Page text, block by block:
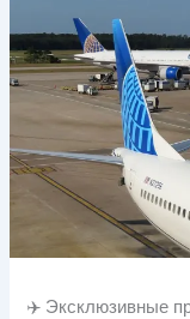
✈️ Эксклюзивные